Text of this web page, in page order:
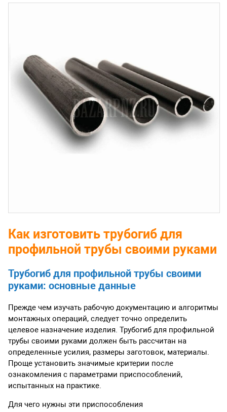
Как изготовить трубогиб для
профильной трубы своими руками
Трубогиб для профильной трубы своими
руками: основные данные
Прежде чем изучать рабочую документацию и алгоритмы
монтажных операций, следует точно определить
целевое назначение изделия. Трубогиб для профильной
трубы своими руками должен быть рассчитан на
определенные усилия, размеры заготовок, материалы.
Проще установить значимые критерии после
ознакомления с параметрами приспособлений,
испытанных на практике.
Для чего нужны эти приспособления